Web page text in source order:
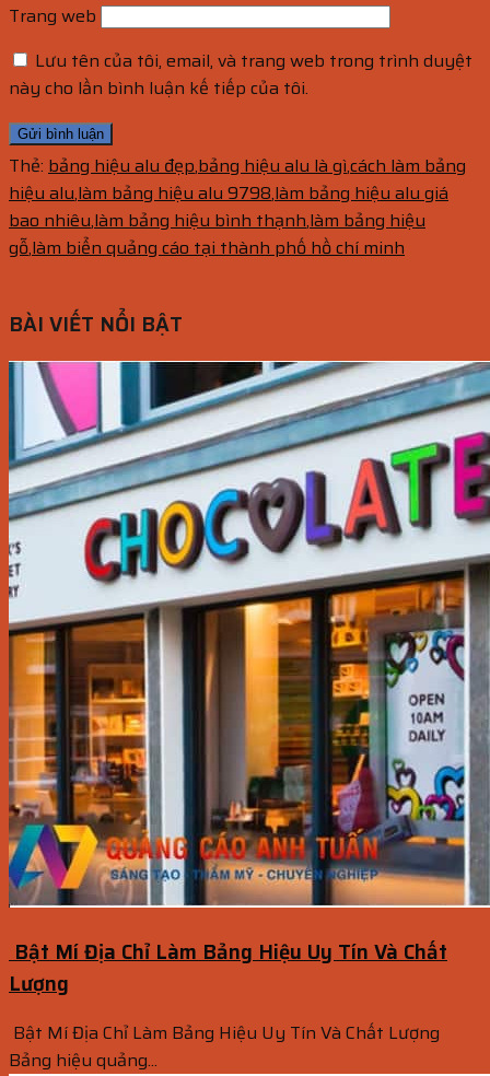
Trang web
Lưu tên của tôi, email, và trang web trong trình duyệt
này cho lần bình luận kế tiếp của tôi.
Thẻ: bảng hiệu alu đẹp,bảng hiệu alu là gì,cách làm bảng
hiệu alu,làm bảng hiệu alu 9798,làm bảng hiệu alu giá
bao nhiêu,làm bảng hiệu bình thạnh,làm bảng hiệu
gỗ,làm biển quảng cáo tại thành phố hồ chí minh
BÀI VIẾT NỔI BẬT
Bật Mí Địa Chỉ Làm Bảng Hiệu Uy Tín Và Chất
Lượng
Bật Mí Địa Chỉ Làm Bảng Hiệu Uy Tín Và Chất Lượng
Bảng hiệu quảng...